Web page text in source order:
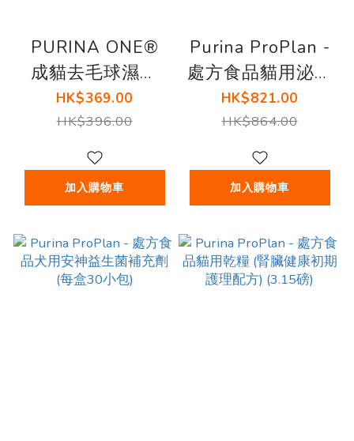
PURINA ONE®
成貓去毛球濕糧
(雞肉味配方) 12
x70G
HK$369.00
HK$396.00
加入購物車
Purina ProPlan -
處方食品貓用泌尿
健康(針對結石)罐
頭 5.5安士 (24罐)
HK$821.00
HK$864.00
加入購物車